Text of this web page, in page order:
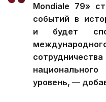
Mondiale 79»
событий в
и будет
уровень, —